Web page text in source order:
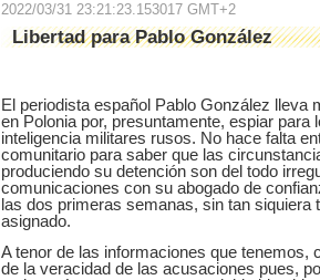
2022/03/31 23:21:23.153017 GMT+2
Libertad para Pablo González
El periodista español Pablo González lleva
en Polonia por, presuntamente, espiar para
inteligencia militares rusos. No hace falta
comunitario para saber que las
produciendo su detención son del todo
comunicaciones con su abogado de
las dos primeras semanas, sin tan siquiera
asignado.
A tenor de las informaciones que tenemos,
de la veracidad de las acusaciones pues,